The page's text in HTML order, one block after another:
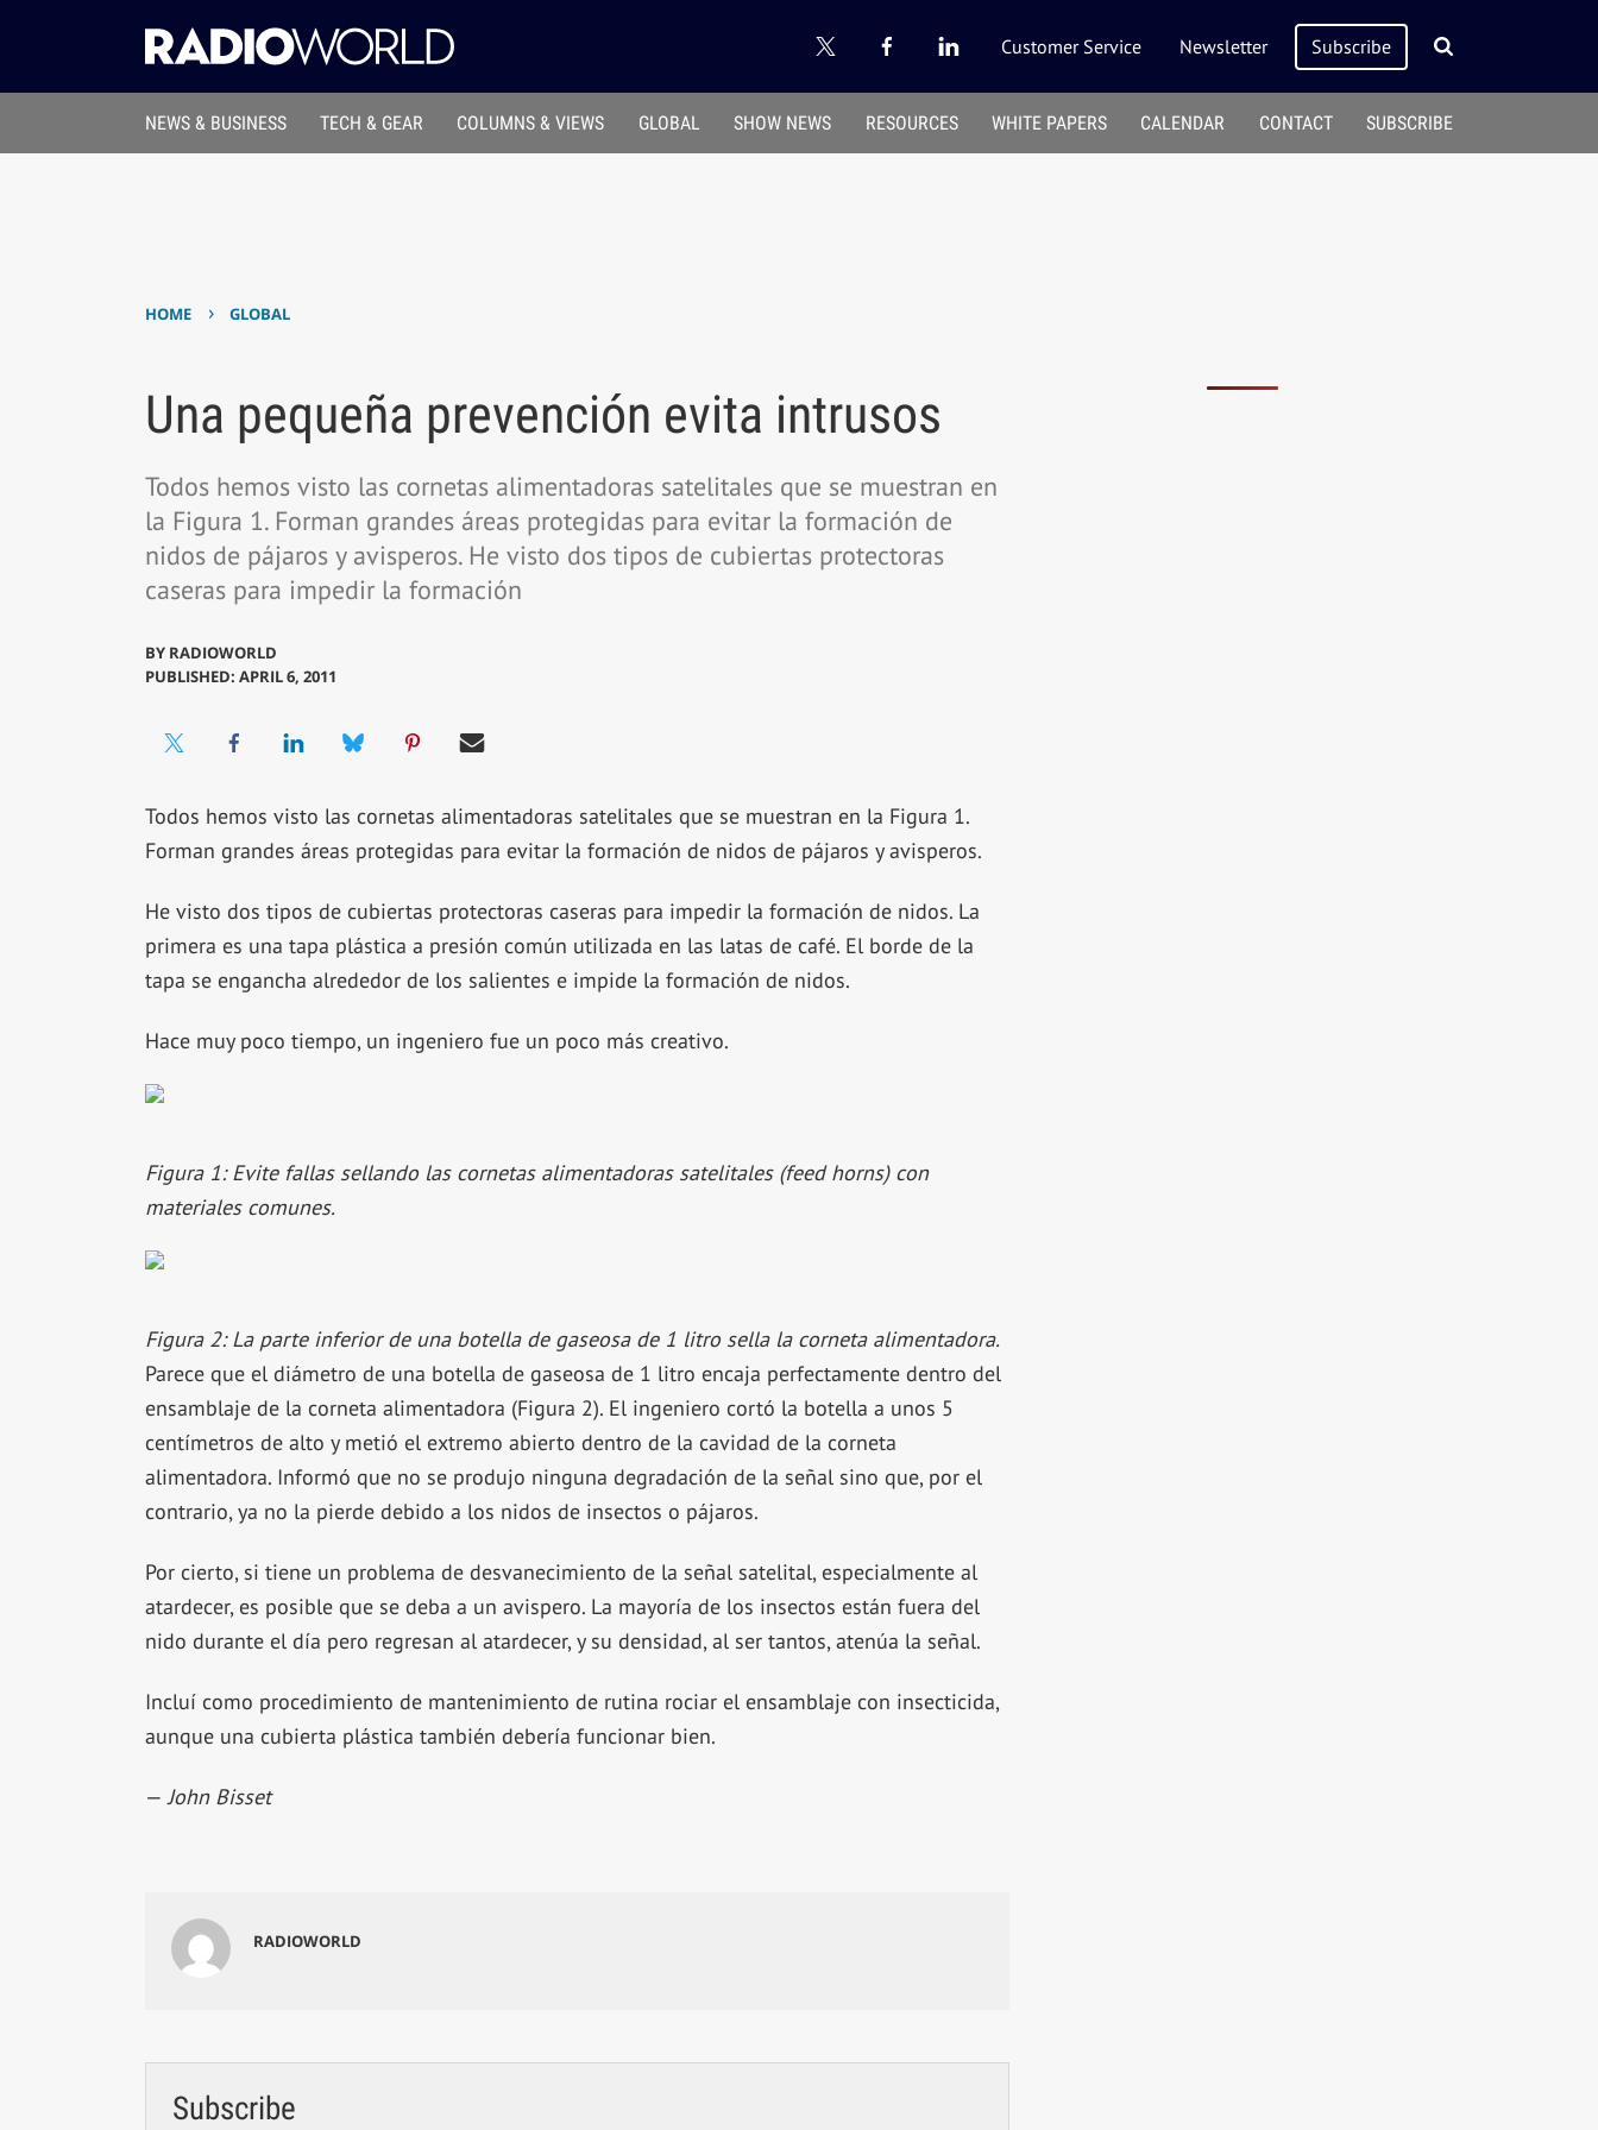
Customer Service Newsletter Subscribe
NEWS & BUSINESS TECH & GEAR COLUMNS & VIEWS GLOBAL SHOW NEWS RESOURCES WHITE PAPERS CALENDAR CONTACT SUBSCRIBE
HOME › GLOBAL
Una pequeña prevención evita intrusos
Todos hemos visto las cornetas alimentadoras satelitales que se muestran en
la Figura 1. Forman grandes áreas protegidas para evitar la formación de
nidos de pájaros y avisperos. He visto dos tipos de cubiertas protectoras
caseras para impedir la formación
BY RADIOWORLD
PUBLISHED: APRIL 6, 2011
Todos hemos visto las cornetas alimentadoras satelitales que se muestran en la Figura 1.
Forman grandes áreas protegidas para evitar la formación de nidos de pájaros y avisperos.
He visto dos tipos de cubiertas protectoras caseras para impedir la formación de nidos. La
primera es una tapa plástica a presión común utilizada en las latas de café. El borde de la
tapa se engancha alrededor de los salientes e impide la formación de nidos.
Hace muy poco tiempo, un ingeniero fue un poco más creativo.
Figura 1: Evite fallas sellando las cornetas alimentadoras satelitales (feed horns) con
materiales comunes.
Figura 2: La parte inferior de una botella de gaseosa de 1 litro sella la corneta alimentadora.
Parece que el diámetro de una botella de gaseosa de 1 litro encaja perfectamente dentro del
ensamblaje de la corneta alimentadora (Figura 2). El ingeniero cortó la botella a unos 5
centímetros de alto y metió el extremo abierto dentro de la cavidad de la corneta
alimentadora. Informó que no se produjo ninguna degradación de la señal sino que, por el
contrario, ya no la pierde debido a los nidos de insectos o pájaros.
Por cierto, si tiene un problema de desvanecimiento de la señal satelital, especialmente al
atardecer, es posible que se deba a un avispero. La mayoría de los insectos están fuera del
nido durante el día pero regresan al atardecer, y su densidad, al ser tantos, atenúa la señal.
Incluí como procedimiento de mantenimiento de rutina rociar el ensamblaje con insecticida,
aunque una cubierta plástica también debería funcionar bien.
—John Bisset
RADIOWORLD
Subscribe